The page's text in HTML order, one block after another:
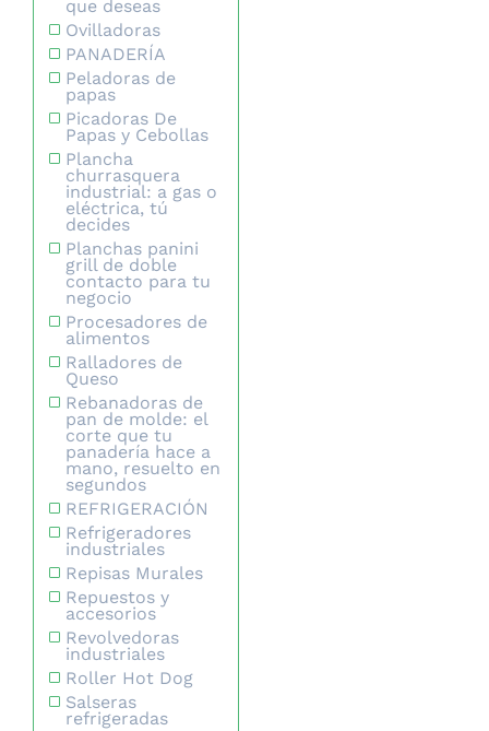
que deseas
Ovilladoras
PANADERÍA
Peladoras de
papas
Picadoras De
Papas y Cebollas
Plancha
churrasquera
industrial: a gas o
eléctrica, tú
decides
Planchas panini
grill de doble
contacto para tu
negocio
Procesadores de
alimentos
Ralladores de
Queso
Rebanadoras de
pan de molde: el
corte que tu
panadería hace a
mano, resuelto en
segundos
REFRIGERACIÓN
Refrigeradores
industriales
Repisas Murales
Repuestos y
accesorios
Revolvedoras
industriales
Roller Hot Dog
Salseras
refrigeradas